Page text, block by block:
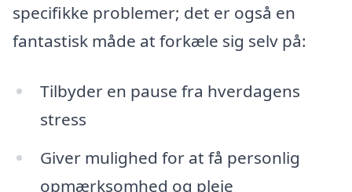
specifikke problemer; det er også en
fantastisk måde at forkæle sig selv på:
Tilbyder en pause fra hverdagens
stress
Giver mulighed for at få personlig
opmærksomhed og pleje